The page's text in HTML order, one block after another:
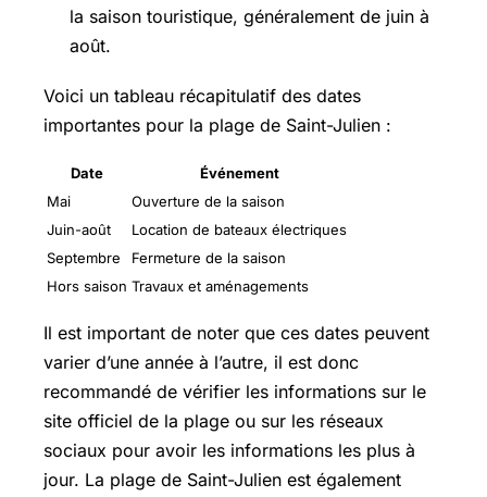
la saison touristique, généralement de juin à
août.
Voici un tableau récapitulatif des dates
importantes pour la plage de Saint-Julien :
Date
Événement
Mai
Ouverture de la saison
Juin-août
Location de bateaux électriques
Septembre
Fermeture de la saison
Hors saison Travaux et aménagements
Il est important de noter que ces dates peuvent
varier d’une année à l’autre, il est donc
recommandé de vérifier les informations sur le
site officiel de la plage ou sur les réseaux
sociaux pour avoir les informations les plus à
jour. La plage de Saint-Julien est également